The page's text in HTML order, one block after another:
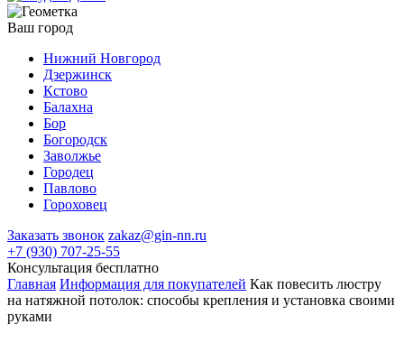
Ваш город
Нижний Новгород
Дзержинск
Кстово
Балахна
Бор
Богородск
Заволжье
Городец
Павлово
Гороховец
Заказать звонок zakaz@gin-nn.ru
+7 (930) 707-25-55
Консультация бесплатно
Главная Информация для покупателей Как повесить люстру
на натяжной потолок: способы крепления и установка своими
руками